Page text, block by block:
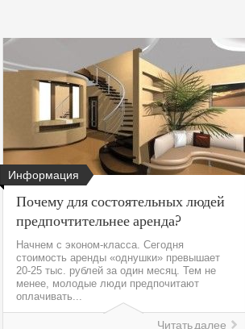
Информация
Почему для состоятельных людей
предпочтительнее аренда?
Начнем с эконом-класса. Сегодня
стоимость аренды «однушки» превышает
20-25 тыс. рублей за один месяц. Тем не
менее, молодые люди предпочитают
оплачивать...
Читать далее